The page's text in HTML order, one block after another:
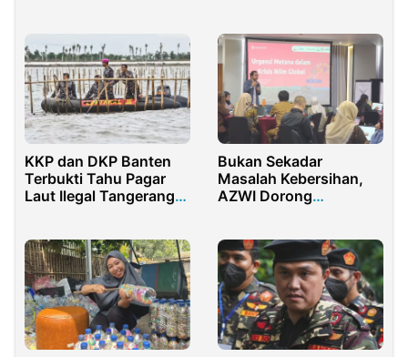
KKP dan DKP Banten
Terbukti Tahu Pagar
Laut Ilegal Tangerang
Bukan Sekadar
Masalah Kebersihan,
AZWI Dorong
Krisis Iklim